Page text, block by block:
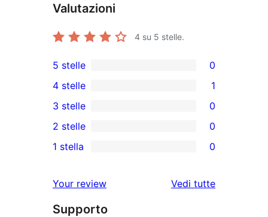
Valutazioni
4 su 5 stelle.
0
recensioni
a
5-
stelle
5 stelle 0
4-
recensioni
a
4 stelle 1
0
recensioni
a
stelle
3 stelle 0
recensioni
2-
stelle
2 stelle 0
a
1-
1 stella 0
Your review Vedi tuttele
Supporto